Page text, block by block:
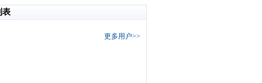
表
更多用户>>